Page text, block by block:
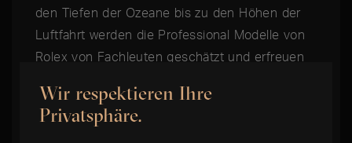
den Tiefen der Ozeane bis zu den Höhen der
Luftfahrt werden die Professional Modelle von
Rolex von Fachleuten geschätzt und erfreuen
Sammlerwertes.
Wir respektieren Ihre
Privatsphäre.